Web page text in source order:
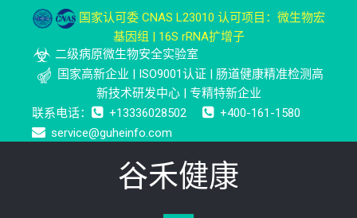
国家认可委 CNAS L23010 认可项目：微生物宏
基因组 | 16S rRNA扩增子
二级病原微生物安全实验室
国家高新企业 | ISO9001认证 | 肠道健康精准检测高
新技术研发中心 | 专精特新企业
联系电话：
+13336028502
+400-161-1580
service@guheinfo.com
谷禾健康